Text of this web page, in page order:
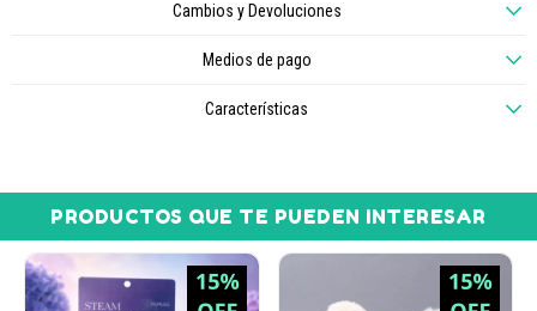
Cambios y Devoluciones
Medios de pago
Características
PRODUCTOS QUE TE PUEDEN INTERESAR